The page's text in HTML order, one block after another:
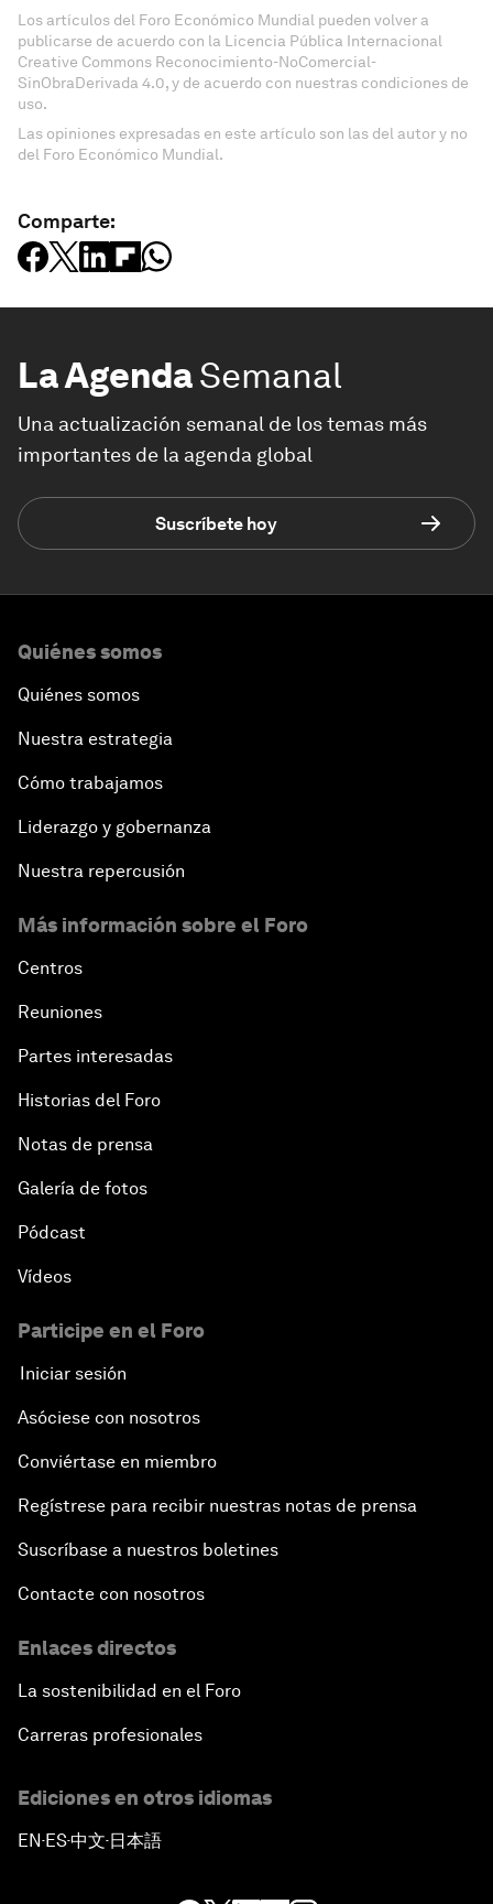
Los artículos del Foro Económico Mundial pueden volver a
publicarse de acuerdo con la Licencia Pública Internacional
Creative Commons Reconocimiento-NoComercial-
SinObraDerivada 4.0, y de acuerdo con nuestras condiciones de
uso.
Las opiniones expresadas en este artículo son las del autor y no
del Foro Económico Mundial.
Comparte:
La AgendaSemanal
Una actualización semanal de los temas más
importantes de la agenda global
Suscríbete hoy
Quiénes somos
Quiénes somos
Nuestra estrategia
Cómo trabajamos
Liderazgo y gobernanza
Nuestra repercusión
Más información sobre el Foro
Centros
Reuniones
Partes interesadas
Historias del Foro
Notas de prensa
Galería de fotos
Pódcast
Vídeos
Participe en el Foro
Iniciar sesión
Asóciese con nosotros
Conviértase en miembro
Regístrese para recibir nuestras notas de prensa
Suscríbase a nuestros boletines
Contacte con nosotros
Enlaces directos
La sostenibilidad en el Foro
Carreras profesionales
Ediciones en otros idiomas
EN▪ES▪中文▪ 日本語